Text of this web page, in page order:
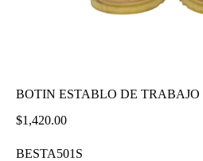
BOTIN ESTABLO DE TRABAJO
$1,420.00
BESTA501S